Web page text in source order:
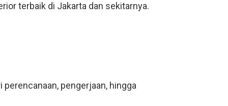
terbaik di Jakarta dan sekitarnya.
pengerjaan, hingga